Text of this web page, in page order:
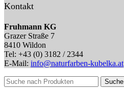
Kontakt
Fruhmann KG
Grazer Straße 7
8410 Wildon
Tel: +43 (0) 3182 / 2344
E-Mail: info@naturfarben-kubelka.at
Suche